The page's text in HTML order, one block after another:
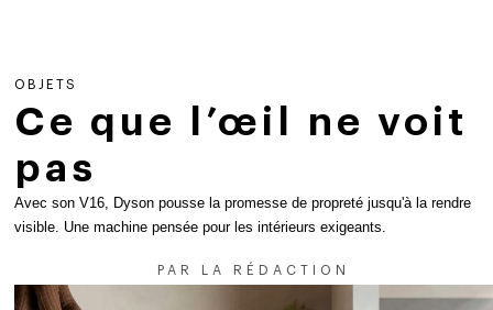
OBJETS
Ce que l’œil ne voit
pas
Avec son V16, Dyson pousse la promesse de propreté jusqu'à la rendre
visible. Une machine pensée pour les intérieurs exigeants.
PAR LA RÉDACTION